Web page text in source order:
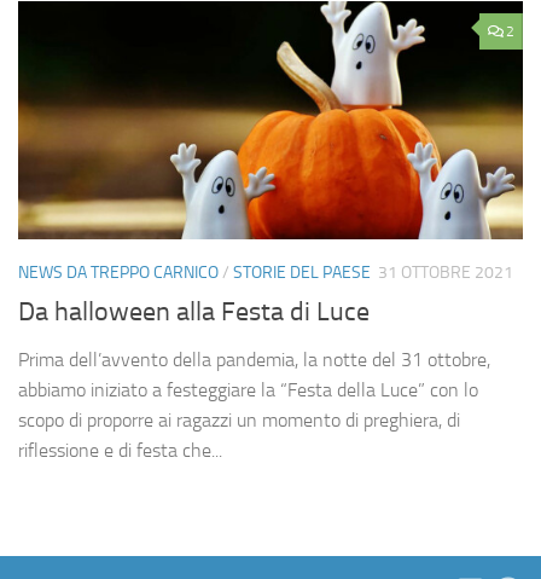
2
NEWS DA TREPPO CARNICO/ STORIE DEL PAESE 31 OTTOBRE 2021
Da halloween alla Festa di Luce
Prima dell’avvento della pandemia, la notte del 31 ottobre,
abbiamo iniziato a festeggiare la “Festa della Luce” con lo
scopo di proporre ai ragazzi un momento di preghiera, di
riflessione e di festa che...